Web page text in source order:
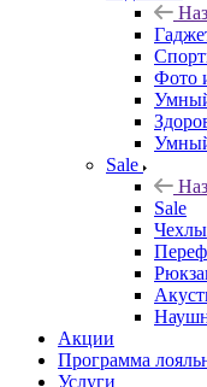
Фото
Sale
Sale
Чехлы
Акции
Программа
Услуги